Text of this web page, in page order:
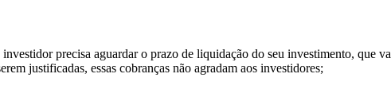
precisa aguardar o prazo de liquidação do seu investimento, que
justificadas, essas cobranças não agradam aos investidores;